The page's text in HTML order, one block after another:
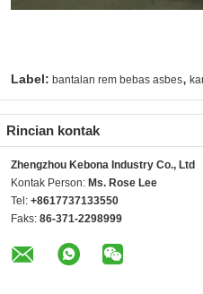
Label: bantalan rem bebas asbes,
Rincian kontak
Zhengzhou Kebona Industry Co., Ltd
Kontak Person: Ms. Rose Lee
Tel: +8617737133550
Faks: 86-371-2298999